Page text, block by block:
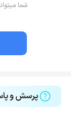
شما
پرسش و